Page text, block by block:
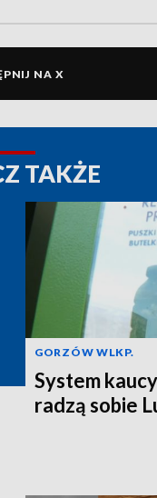
NA X
TAKŻE
GORZÓW WLKP.
System
radzą sobie